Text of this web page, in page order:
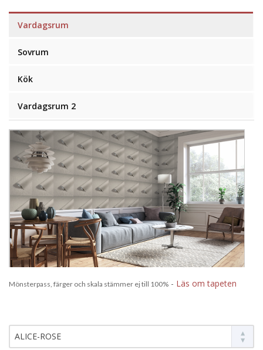
Vardagsrum
Sovrum
Kök
Vardagsrum 2
Mönsterpass, färger och skala stämmer ej till 100% - Läs om tapeten
ALICE-ROSE